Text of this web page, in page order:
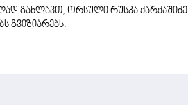
გახლავთ, ორსული რუსკა ქარქაშიძე
გვიზიარებს.